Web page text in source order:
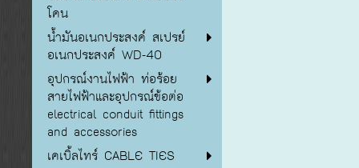
โคน
น้ำมันอเนกประสงค์ สเปรย์
อเนกประสงค์ WD-40
อุปกรณ์งานไฟฟ้า ท่อร้อย
สายไฟฟ้าและอุปกรณ์ข้อต่อ
electrical conduit fittings
and accessories
เคเบิ้ลไทร์ CABLE TIES